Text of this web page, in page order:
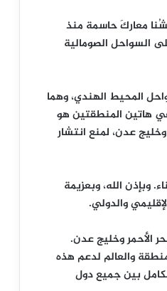
معاركَ حاسمة منذ
السواحل الصومالية
المحيط الهندي، وهما
في هاتين المنطقتين هو
عدن، لمنع انتشار
وبإذن الله، وبعزيمة
والدولي.
الأحمر وخليج عدن.
والعالم لدعم هذه
بين جميع دول